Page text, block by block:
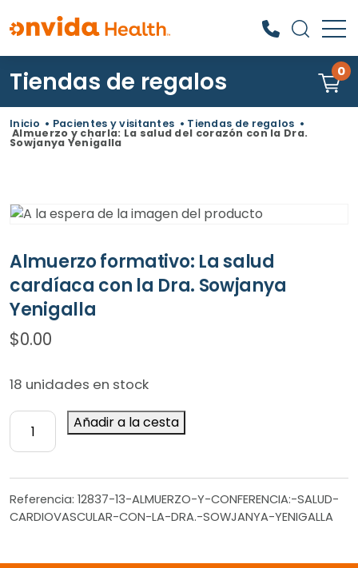
¿Qué podemos ayudarle a
encontrar?
Tiendas de regalos 0
Inicio • Pacientes y visitantes • Tiendas de regalos •
Almuerzo y charla: La salud del corazón con la Dra.
Sowjanya Yenigalla
Almuerzo formativo: La salud
cardíaca con la Dra. Sowjanya
Yenigalla
$0.00
18 unidades en stock
Almuerzo
formativo:
La
salud
cardíaca
con
Añadir a la cesta
Referencia: 12837-13-ALMUERZO-Y-CONFERENCIA:-SALUD-
CARDIOVASCULAR-CON-LA-DRA.-SOWJANYA-YENIGALLA